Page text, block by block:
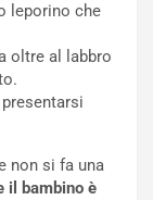
leporino che
oltre al labbro
non si fa una
il bambino è